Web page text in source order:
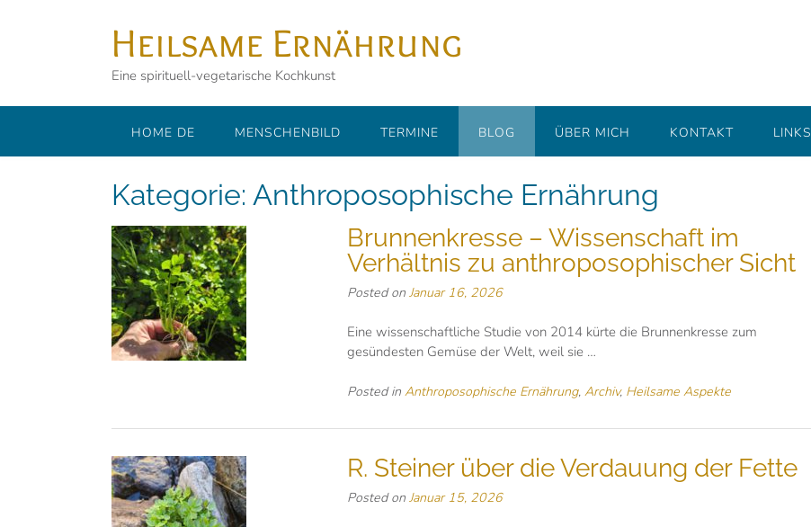
Heilsame Ernährung
Eine spirituell-vegetarische Kochkunst
HOME DE MENSCHENBILD TERMINE BLOG ÜBER MICH KONTAKT LINKS
Kategorie: Anthroposophische Ernährung
Brunnenkresse – Wissenschaft im
Verhältnis zu anthroposophischer Sicht
Posted on Januar 16, 2026
Eine wissenschaftliche Studie von 2014 kürte die Brunnenkresse zum
gesündesten Gemüse der Welt, weil sie …
Posted in Anthroposophische Ernährung, Archiv, Heilsame Aspekte
R. Steiner über die Verdauung der Fette
Posted on Januar 15, 2026